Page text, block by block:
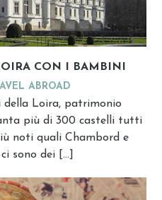
CON I BAMBINI
ABROAD
della Loira, patrimonio
più di 300 castelli tutti
noti quali Chambord e
sono dei […]